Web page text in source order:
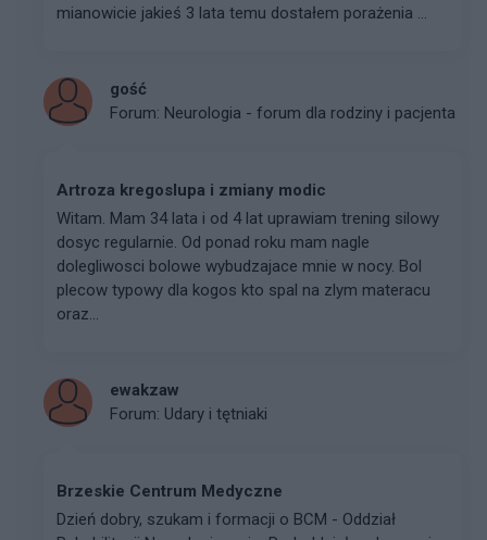
mianowicie jakieś 3 lata temu dostałem porażenia ...
gość
Forum: Neurologia - forum dla rodziny i pacjenta
Artroza kregoslupa i zmiany modic
Witam. Mam 34 lata i od 4 lat uprawiam trening silowy
dosyc regularnie. Od ponad roku mam nagle
dolegliwosci bolowe wybudzajace mnie w nocy. Bol
plecow typowy dla kogos kto spal na zlym materacu
oraz...
ewakzaw
Forum: Udary i tętniaki
Brzeskie Centrum Medyczne
Dzień dobry, szukam i formacji o BCM - Oddział